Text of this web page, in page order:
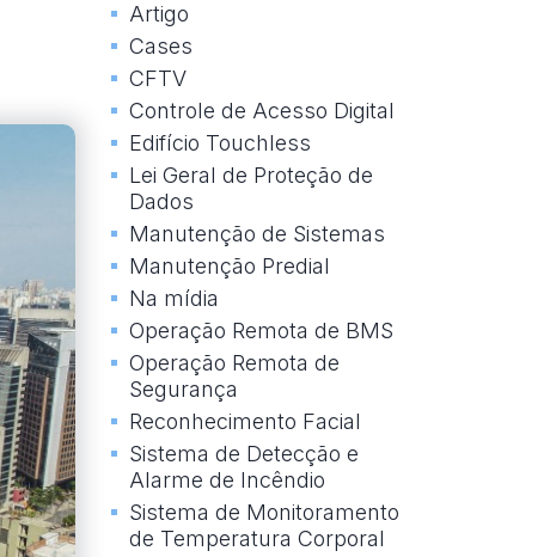
Artigo
Cases
CFTV
Controle de Acesso Digital
Edifício Touchless
Lei Geral de Proteção de
Dados
Manutenção de Sistemas
Manutenção Predial
Na mídia
Operação Remota de BMS
Operação Remota de
Segurança
Reconhecimento Facial
Sistema de Detecção e
Alarme de Incêndio
Sistema de Monitoramento
de Temperatura Corporal